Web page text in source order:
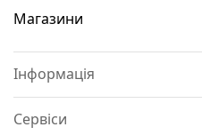
Упор для ланцюга
Гарантія: 3 роки
Магазини
Інформація
Сервіси